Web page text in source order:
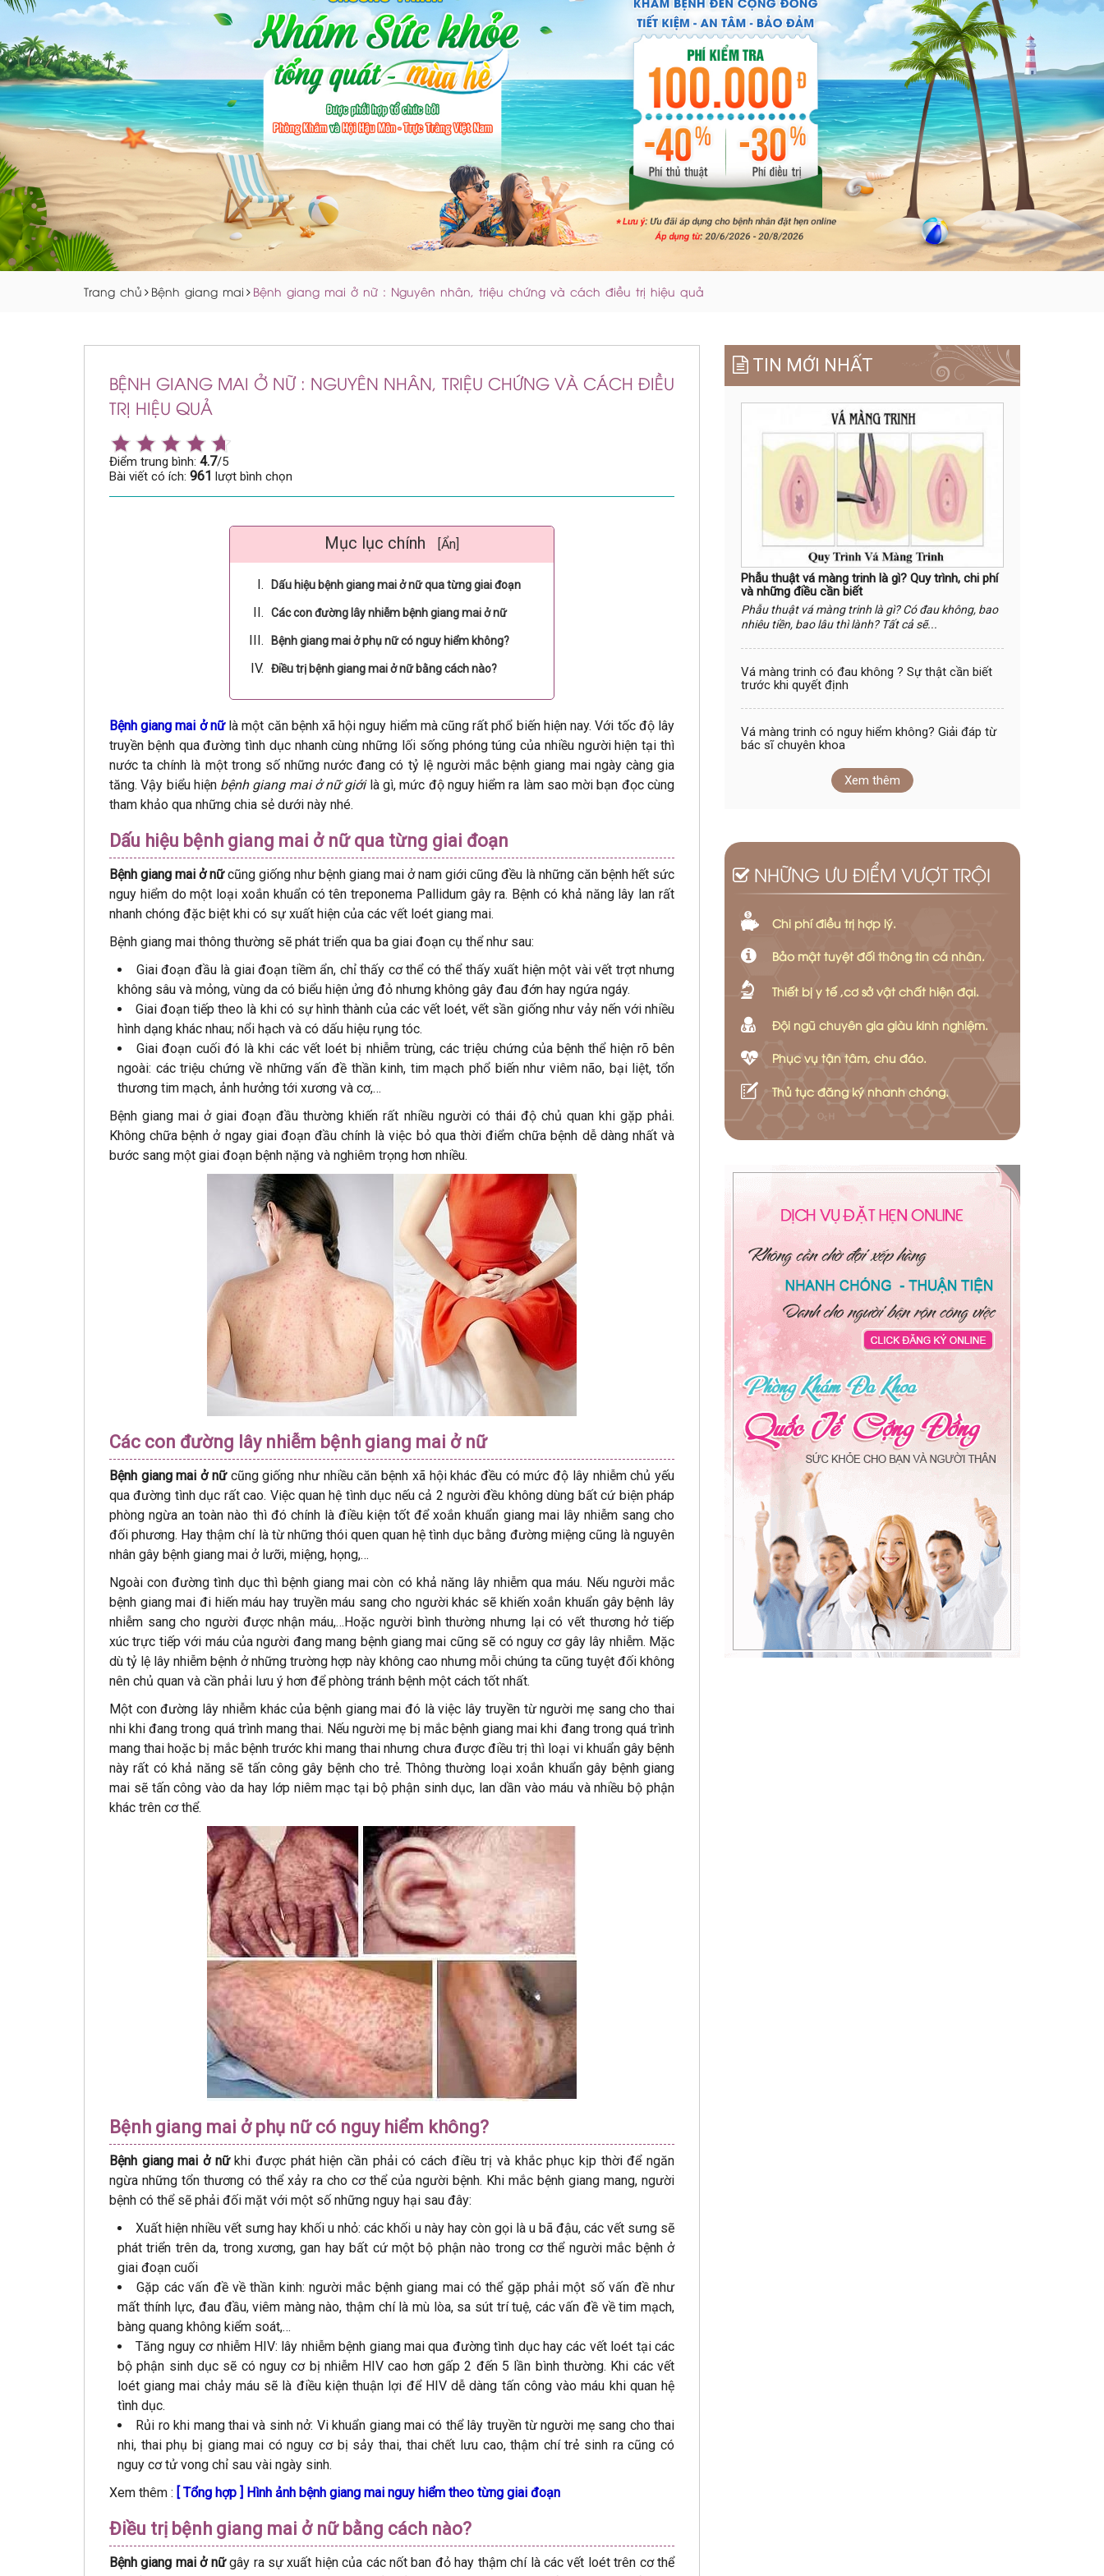
Trang chủ Bệnh giang mai Bệnh giang mai ở nữ : Nguyên nhân, triệu chứng và cách điều trị hiệu quả
BỆNH GIANG MAI Ở NỮ : NGUYÊN NHÂN, TRIỆU CHỨNG VÀ CÁCH ĐIỀU
TRỊ HIỆU QUẢ
Điểm trung bình: 4.7/5
Bài viết có ích: 961 lượt bình chọn
Mục lục chính [Ẩn]
Dấu hiệu bệnh giang mai ở nữ qua từng giai đoạn
Các con đường lây nhiễm bệnh giang mai ở nữ
Bệnh giang mai ở phụ nữ có nguy hiểm không?
Điều trị bệnh giang mai ở nữ bằng cách nào?
Bệnh giang mai ở nữ là một căn bệnh xã hội nguy hiểm mà cũng rất phổ biến hiện nay. Với tốc độ lây
truyền bệnh qua đường tình dục nhanh cùng những lối sống phóng túng của nhiều người hiện tại thì
nước ta chính là một trong số những nước đang có tỷ lệ người mắc bệnh giang mai ngày càng gia
tăng. Vậy biểu hiện bệnh giang mai ở nữ giới là gì, mức độ nguy hiểm ra làm sao mời bạn đọc cùng
tham khảo qua những chia sẻ dưới này nhé.
Dấu hiệu bệnh giang mai ở nữ qua từng giai đoạn
Bệnh giang mai ở nữcũng giống như bệnh giang mai ở nam giới cũng đều là những căn bệnh hết sức
nguy hiểm do một loại xoắn khuẩn có tên treponema Pallidum gây ra. Bệnh có khả năng lây lan rất
nhanh chóng đặc biệt khi có sự xuất hiện của các vết loét giang mai.
Bệnh giang mai thông thường sẽ phát triển qua ba giai đoạn cụ thể như sau:
Giai đoạn đầu là giai đoạn tiềm ẩn, chỉ thấy cơ thể có thể thấy xuất hiện một vài vết trợt nhưng
không sâu và mỏng, vùng da có biểu hiện ửng đỏ nhưng không gây đau đớn hay ngứa ngáy.
Giai đoạn tiếp theo là khi có sự hình thành của các vết loét, vết sần giống như vảy nến với nhiều
hình dạng khác nhau; nổi hạch và có dấu hiệu rụng tóc.
Giai đoạn cuối đó là khi các vết loét bị nhiễm trùng, các triệu chứng của bệnh thể hiện rõ bên
ngoài: các triệu chứng về những vấn đề thần kinh, tim mạch phổ biến như viêm não, bại liệt, tổn
thương tim mạch, ảnh hưởng tới xương và cơ,…
Bệnh giang mai ở giai đoạn đầu thường khiến rất nhiều người có thái độ chủ quan khi gặp phải.
Không chữa bệnh ở ngay giai đoạn đầu chính là việc bỏ qua thời điểm chữa bệnh dễ dàng nhất và
bước sang một giai đoạn bệnh nặng và nghiêm trọng hơn nhiều.
Các con đường lây nhiễm bệnh giang mai ở nữ
Bệnh giang mai ở nữ cũng giống như nhiều căn bệnh xã hội khác đều có mức độ lây nhiễm chủ yếu
qua đường tình dục rất cao. Việc quan hệ tình dục nếu cả 2 người đều không dùng bất cứ biện pháp
phòng ngừa an toàn nào thì đó chính là điều kiện tốt để xoắn khuẩn giang mai lây nhiễm sang cho
đối phương. Hay thậm chí là từ những thói quen quan hệ tình dục bằng đường miệng cũng là nguyên
nhân gây bệnh giang mai ở lưỡi, miệng, họng,…
Ngoài con đường tình dục thì bệnh giang mai còn có khả năng lây nhiễm qua máu. Nếu người mắc
bệnh giang mai đi hiến máu hay truyền máu sang cho người khác sẽ khiến xoắn khuẩn gây bệnh lây
nhiễm sang cho người được nhận máu,…Hoặc người bình thường nhưng lại có vết thương hở tiếp
xúc trực tiếp với máu của người đang mang bệnh giang mai cũng sẽ có nguy cơ gây lây nhiễm. Mặc
dù tỷ lệ lây nhiễm bệnh ở những trường hợp này không cao nhưng mỗi chúng ta cũng tuyệt đối không
nên chủ quan và cần phải lưu ý hơn để phòng tránh bệnh một cách tốt nhất.
Một con đường lây nhiễm khác của bệnh giang mai đó là việc lây truyền từ người mẹ sang cho thai
nhi khi đang trong quá trình mang thai. Nếu người mẹ bị mắc bệnh giang mai khi đang trong quá trình
mang thai hoặc bị mắc bệnh trước khi mang thai nhưng chưa được điều trị thì loại vi khuẩn gây bệnh
này rất có khả năng sẽ tấn công gây bệnh cho trẻ. Thông thường loại xoắn khuẩn gây bệnh giang
mai sẽ tấn công vào da hay lớp niêm mạc tại bộ phận sinh dục, lan dần vào máu và nhiều bộ phận
khác trên cơ thể.
Bệnh giang mai ở phụ nữ có nguy hiểm không?
Bệnh giang mai ở nữkhi được phát hiện cần phải có cách điều trị và khắc phục kịp thời để ngăn
ngừa những tổn thương có thể xảy ra cho cơ thể của người bệnh. Khi mắc bệnh giang mang, người
bệnh có thể sẽ phải đối mặt với một số những nguy hại sau đây:
Xuất hiện nhiều vết sưng hay khối u nhỏ: các khối u này hay còn gọi là u bã đậu, các vết sưng sẽ
phát triển trên da, trong xương, gan hay bất cứ một bộ phận nào trong cơ thể người mắc bệnh ở
giai đoạn cuối
Gặp các vấn đề về thần kinh: người mắc bệnh giang mai có thể gặp phải một số vấn đề như
mất thính lực, đau đầu, viêm màng nào, thậm chí là mù lòa, sa sút trí tuệ, các vấn đề về tim mạch,
bàng quang không kiểm soát,…
Tăng nguy cơ nhiễm HIV: lây nhiễm bệnh giang mai qua đường tình dục hay các vết loét tại các
bộ phận sinh dục sẽ có nguy cơ bị nhiễm HIV cao hơn gấp 2 đến 5 lần bình thường. Khi các vết
loét giang mai chảy máu sẽ là điều kiện thuận lợi để HIV dễ dàng tấn công vào máu khi quan hệ
tình dục.
Rủi ro khi mang thai và sinh nở: Vi khuẩn giang mai có thể lây truyền từ người mẹ sang cho thai
nhi, thai phụ bị giang mai có nguy cơ bị sảy thai, thai chết lưu cao, thậm chí trẻ sinh ra cũng có
nguy cơ tử vong chỉ sau vài ngày sinh.
Xem thêm : [ Tổng hợp ] Hình ảnh bệnh giang mai nguy hiểm theo từng giai đoạn
Điều trị bệnh giang mai ở nữ bằng cách nào?
Bệnh giang mai ở nữgây ra sự xuất hiện của các nốt ban đỏ hay thậm chí là các vết loét trên cơ thể
TIN MỚI NHẤT
Phẫu thuật vá màng trinh là gì? Quy trình, chi phí
và những điều cần biết
Phẫu thuật vá màng trinh là gì? Có đau không, bao
nhiêu tiền, bao lâu thì lành? Tất cả sẽ...
Vá màng trinh có đau không ? Sự thật cần biết
trước khi quyết định
Vá màng trinh có nguy hiểm không? Giải đáp từ
bác sĩ chuyên khoa
Xem thêm
NHỮNG ƯU ĐIỂM VƯỢT TRỘI
Chi phí điều trị hợp lý.
Bảo mật tuyệt đối thông tin cá nhân.
Thiết bị y tế ,cơ sở vật chất hiện đại.
Đội ngũ chuyên gia giàu kinh nghiệm.
Phục vụ tận tâm, chu đáo.
Thủ tục đăng ký nhanh chóng.